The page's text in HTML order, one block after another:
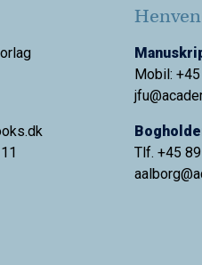
Klubber, trænere og spillere
til fulde, kan
Kreativiteten kan også spille
Mobil:
Tlf. +45
aalborg@